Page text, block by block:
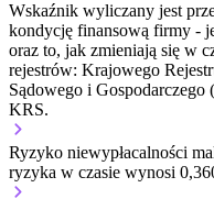
Wskaźnik wyliczany jest
kondycję finansową firmy -
oraz to, jak zmieniają się w
rejestrów: Krajowego
Sądowego i
KRS.
Ryzyko niewypłacalności
ryzyka w czasie wynosi